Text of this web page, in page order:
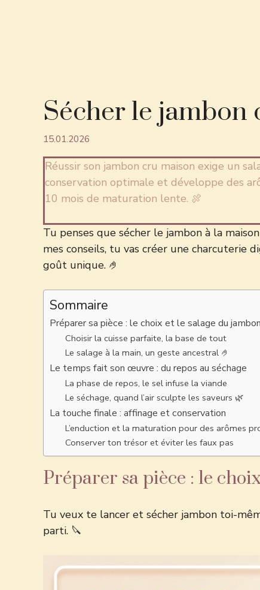
Sécher le jambon
15.01.2026
Réussir son jambon cru maison exige un
conservation optimale et développe des
10 mois de maturation lente. 🍖
Tu penses que sécher le jambon à la
mes conseils, tu vas créer une charcuterie
goût unique. 🤌
Sommaire
Préparer sa pièce : le choix et le salage du jambon
Choisir la cuisse parfaite, la base de tout
Le salage à la main, un geste ancestral 🤌
Le temps fait son œuvre : du repos au séchage
La phase de repos, le sel infuse la viande
Le séchage, quand l’air sculpte les saveurs 🌿
La touche finale : affinage et conservation
L’enduction et la maturation pour des arômes
Conserver ton trésor et éviter les faux pas
Préparer sa pièce : le
Tu veux te lancer et sécher jambon toi-
parti. 🔪